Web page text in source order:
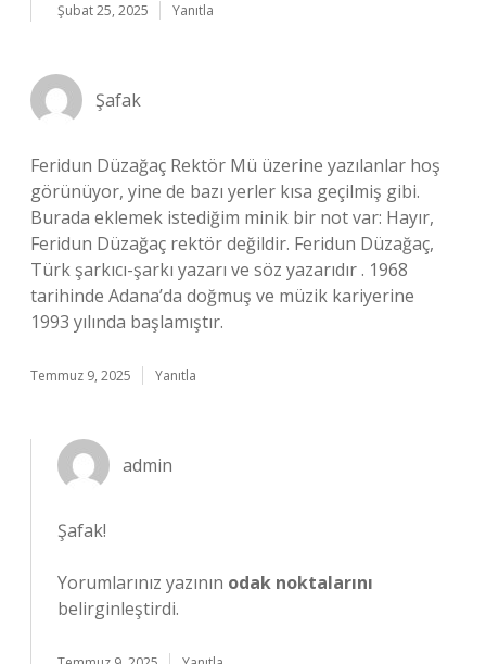
Şubat 25, 2025 Yanıtla
Şafak
Feridun Düzağaç Rektör Mü üzerine yazılanlar hoş
görünüyor, yine de bazı yerler kısa geçilmiş gibi.
Burada eklemek istediğim minik bir not var: Hayır,
Feridun Düzağaç rektör değildir. Feridun Düzağaç,
Türk şarkıcı-şarkı yazarı ve söz yazarıdır . 1968
tarihinde Adana’da doğmuş ve müzik kariyerine
1993 yılında başlamıştır.
Temmuz 9, 2025 Yanıtla
admin
Şafak!
Yorumlarınız yazının odak noktalarını
belirginleştirdi.